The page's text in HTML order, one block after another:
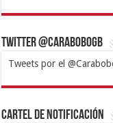
Twitter @CaraboboGB
Tweets por el
1xbetBetturkeyBetist
https://mvbcasino.com/
Cartel de Notificación